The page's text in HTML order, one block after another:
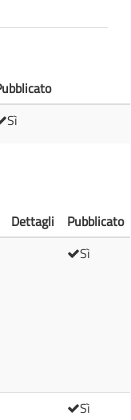
Sì
Dettagli
Pubblicato
Sì
Sì